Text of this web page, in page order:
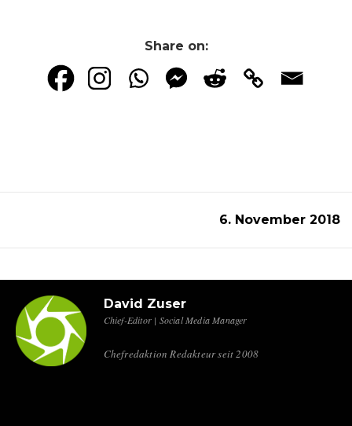
Share on:
6. November 2018
David Zuser
Chief-Editor | Social Media Manager
Chefredaktion Redakteur seit 2008